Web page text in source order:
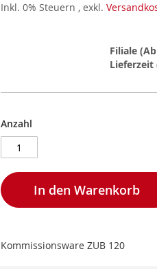
Inkl. 0% Steuern , exkl.
Mehr
Filiale
Lieferzeit
Anzahl
In den Warenkorb
Kommissionsware ZUB 120